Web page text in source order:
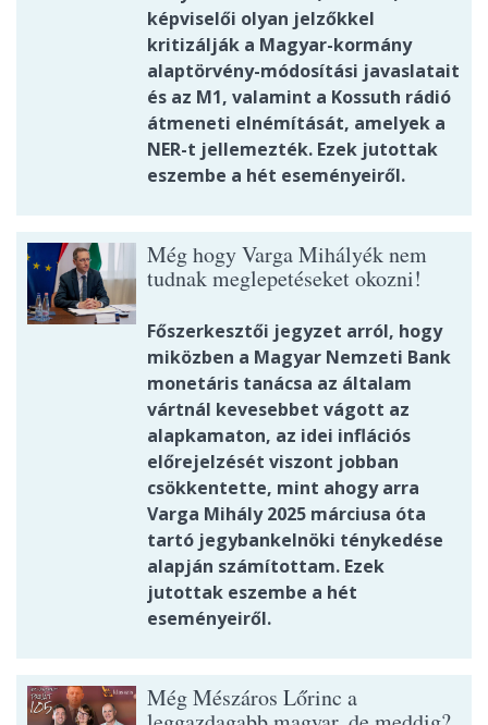
képviselői olyan jelzőkkel
kritizálják a Magyar-kormány
alaptörvény-módosítási javaslatait
és az M1, valamint a Kossuth rádió
átmeneti elnémítását, amelyek a
NER-t jellemezték. Ezek jutottak
eszembe a hét eseményeiről.
Még hogy Varga Mihályék nem
tudnak meglepetéseket okozni!
Főszerkesztői jegyzet arról, hogy
miközben a Magyar Nemzeti Bank
monetáris tanácsa az általam
vártnál kevesebbet vágott az
alapkamaton, az idei inflációs
előrejelzését viszont jobban
csökkentette, mint ahogy arra
Varga Mihály 2025 márciusa óta
tartó jegybankelnöki ténykedése
alapján számítottam. Ezek
jutottak eszembe a hét
eseményeiről.
Még Mészáros Lőrinc a